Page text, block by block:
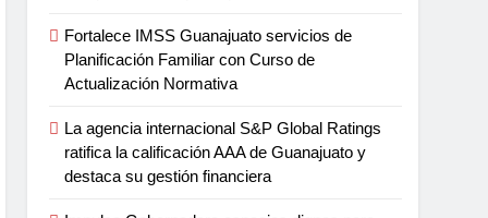
Fortalece IMSS Guanajuato servicios de
Planificación Familiar con Curso de
Actualización Normativa
La agencia internacional S&P Global Ratings
ratifica la calificación AAA de Guanajuato y
destaca su gestión financiera